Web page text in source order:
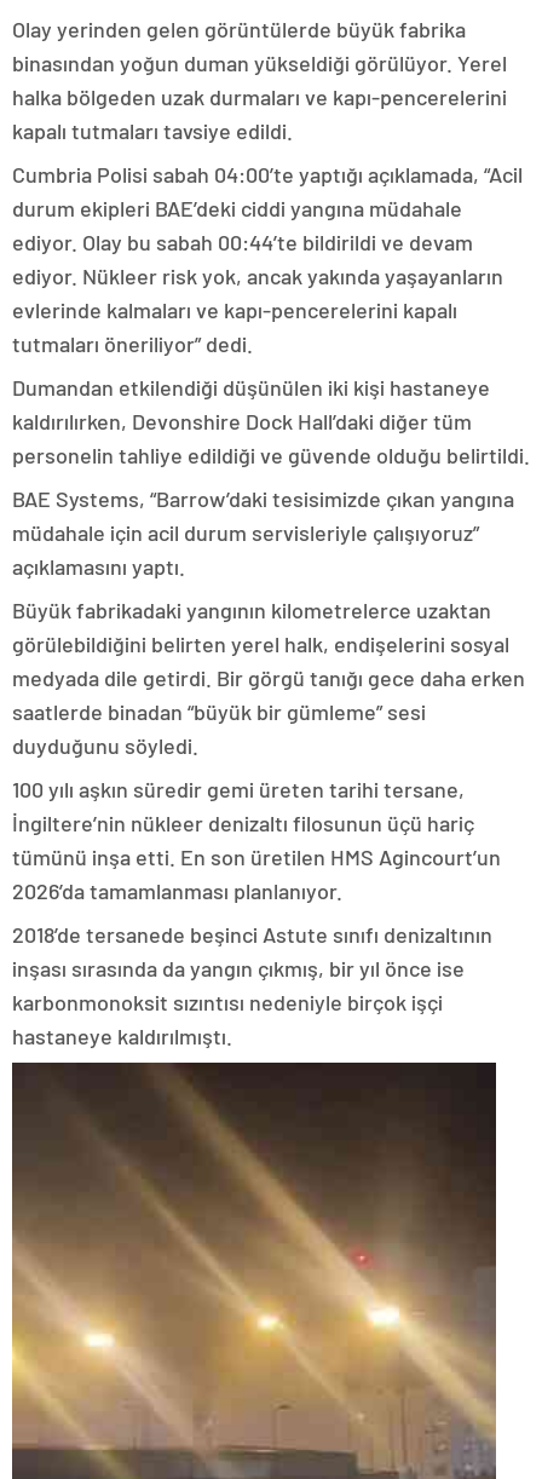
Olay yerinden gelen görüntülerde büyük fabrika
binasından yoğun duman yükseldiği görülüyor. Yerel
halka bölgeden uzak durmaları ve kapı-pencerelerini
kapalı tutmaları tavsiye edildi.
Cumbria Polisi sabah 04:00’te yaptığı açıklamada, “Acil
durum ekipleri BAE’deki ciddi yangına müdahale
ediyor. Olay bu sabah 00:44’te bildirildi ve devam
ediyor. Nükleer risk yok, ancak yakında yaşayanların
evlerinde kalmaları ve kapı-pencerelerini kapalı
tutmaları öneriliyor” dedi.
Dumandan etkilendiği düşünülen iki kişi hastaneye
kaldırılırken, Devonshire Dock Hall’daki diğer tüm
personelin tahliye edildiği ve güvende olduğu belirtildi.
BAE Systems, “Barrow’daki tesisimizde çıkan yangına
müdahale için acil durum servisleriyle çalışıyoruz”
açıklamasını yaptı.
Büyük fabrikadaki yangının kilometrelerce uzaktan
görülebildiğini belirten yerel halk, endişelerini sosyal
medyada dile getirdi. Bir görgü tanığı gece daha erken
saatlerde binadan “büyük bir gümleme” sesi
duyduğunu söyledi.
100 yılı aşkın süredir gemi üreten tarihi tersane,
İngiltere’nin nükleer denizaltı filosunun üçü hariç
tümünü inşa etti. En son üretilen HMS Agincourt’un
2026’da tamamlanması planlanıyor.
2018’de tersanede beşinci Astute sınıfı denizaltının
inşası sırasında da yangın çıkmış, bir yıl önce ise
karbonmonoksit sızıntısı nedeniyle birçok işçi
hastaneye kaldırılmıştı.